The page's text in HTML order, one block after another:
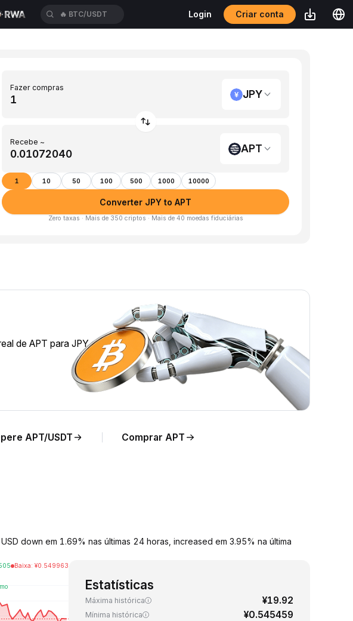
🔥 BTC/USDT Login Criar conta
Fazer compras
JPY
Recebe ~
APT
1 10 50 100 500 1000 10000
Converter JPY to APT
Zero taxas · Mais de 350 criptos · Mais de 40 moedas fiduciárias
de APT para JPY.
APT/USDT Comprar APT
down em 1.69% nas últimas 24 horas, increased em 3.95% na última
Baixa: ¥0.549963
Estatísticas
Máxima histórica ¥19.92
Mínima histórica ¥0.545459